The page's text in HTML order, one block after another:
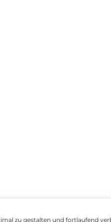
zu gestalten und fortlaufend